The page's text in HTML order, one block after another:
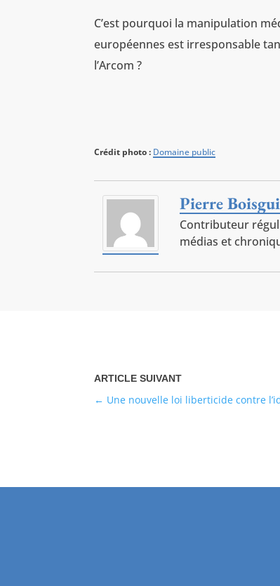
C’est pourquoi la manipulation
européennes est irresponsable
l’Arcom ?
Crédit photo : Domaine public
Pierre
Contributeur
médias et
Une nouvelle loi liberticide contre